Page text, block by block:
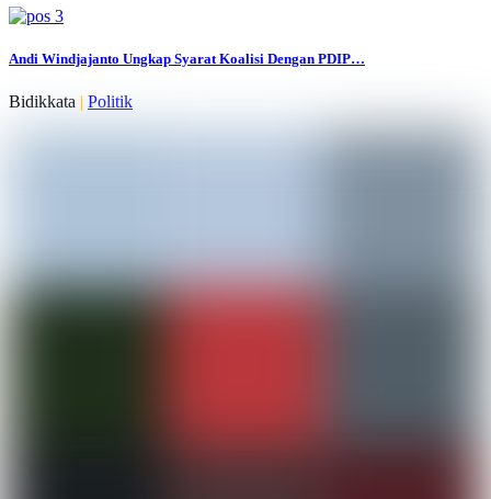
Andi Windjajanto Ungkap Syarat Koalisi Dengan PDIP…
Bidikkata | Politik